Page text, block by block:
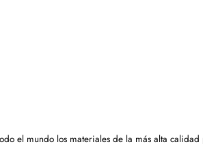
el mundo los materiales de la más alta